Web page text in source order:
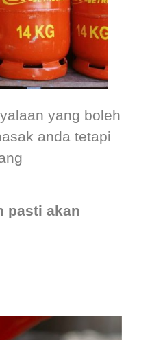
yang boleh
anda tetapi
pasti akan